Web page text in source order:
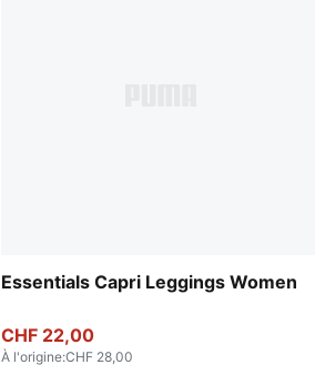
Essentials Capri Leggings Women
CHF 22,00
À l'origine:CHF 28,00